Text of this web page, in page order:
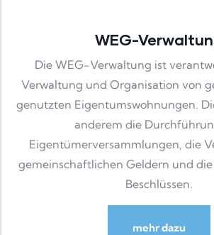
WEG-
Die WEG-Verwaltung ist
Verwaltung und Organisation von
genutzten Eigentumswohnungen.
anderem die
Eigentümerversammlungen, die
gemeinschaftlichen Geldern und
Beschlüssen.
mehr dazu